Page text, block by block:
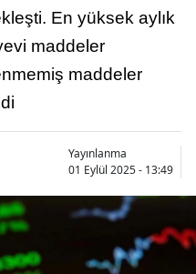
En yüksek aylık
maddeler
maddeler
Yayınlanma
01 Eylül 2025 - 13:49